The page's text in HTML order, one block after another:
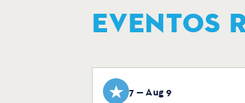
EVENTOS
Aug 7 — Aug 9